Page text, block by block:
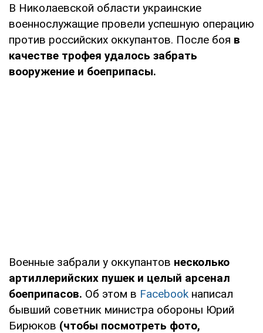
В Николаевской области украинские
военнослужащие провели успешную операцию
против российских оккупантов. После боя в
качестве трофея удалось забрать
вооружение и боеприпасы.
Военные забрали у оккупантов несколько
артиллерийских пушек и целый арсенал
боеприпасов. Об этом в Facebook написал
бывший советник министра обороны Юрий
Бирюков (чтобы посмотреть фото,